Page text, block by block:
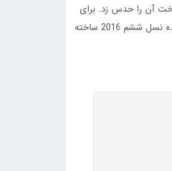
آن را حدس زد. برای
مثال نسل 12 سال 2022 ساخته شده است و نسل 6 ، شش سال قبل از آن. پس یک پردازنده نسل ششم 2016 ساخته